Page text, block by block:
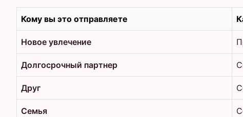
Кому вы это отправляете
Новое увлечение
Долгосрочный партнер
Друг
Семья